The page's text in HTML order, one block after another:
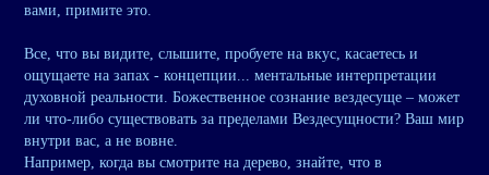
вами, примите это.
Все, что вы видите, слышите, пробуете на вкус, касаетесь и
ощущаете на запах - концепции... ментальные интерпретации
духовной реальности. Божественное сознание вездесуще – может
ли что-либо существовать за пределами Вездесущности? Ваш мир
внутри вас, а не вовне.
Например, когда вы смотрите на дерево, знайте, что в